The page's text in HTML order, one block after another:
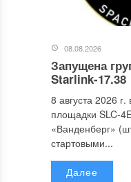
08.08.2026
Запущена
Starlink-17.38
8 августа 2026
площадки SLC-
«Ванденберг»
стартовыми...
Далее